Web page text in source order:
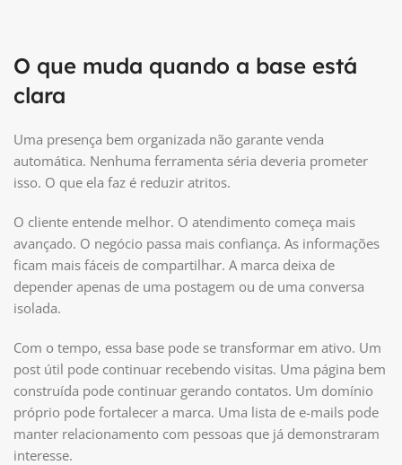
O que muda quando a base está
clara
Uma presença bem organizada não garante venda
automática. Nenhuma ferramenta séria deveria prometer
isso. O que ela faz é reduzir atritos.
O cliente entende melhor. O atendimento começa mais
avançado. O negócio passa mais confiança. As informações
ficam mais fáceis de compartilhar. A marca deixa de
depender apenas de uma postagem ou de uma conversa
isolada.
Com o tempo, essa base pode se transformar em ativo. Um
post útil pode continuar recebendo visitas. Uma página bem
construída pode continuar gerando contatos. Um domínio
próprio pode fortalecer a marca. Uma lista de e-mails pode
manter relacionamento com pessoas que já demonstraram
interesse.